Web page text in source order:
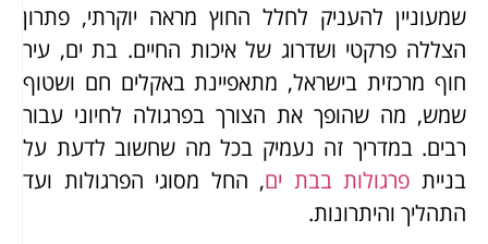
שמעוניין להעניק לחלל החוץ מראה יוקרתי, פתרון
הצללה פרקטי ושדרוג של איכות החיים. בת ים, עיר
חוף מרכזית בישראל, מתאפיינת באקלים חם ושטוף
שמש, מה שהופך את הצורך בפרגולה לחיוני עבור
רבים. במדריך זה נעמיק בכל מה שחשוב לדעת על
בניית פרגולות בבת ים, החל מסוגי הפרגולות ועד
התהליך והיתרונות.